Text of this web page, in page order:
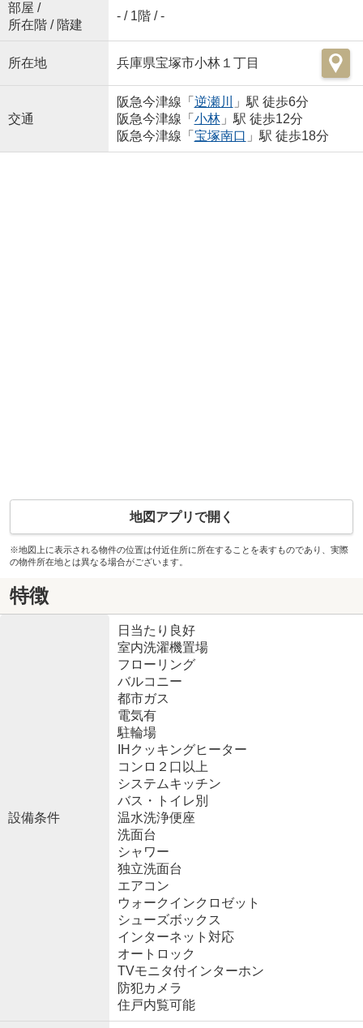
部屋 /
所在階 / 階建
- / 1階 / -
所在地 兵庫県宝塚市小林１丁目
交通
阪急今津線「 逆瀬川
」駅 徒歩6分
阪急今津線「 小林」駅 徒歩12分
阪急今津線「 宝塚南口 」駅 徒歩18分
地図アプリで開く
※地図上に表示される物件の位置は付近住所に所在することを表すものであり、実際
の物件所在地とは異なる場合がございます。
特徴
設備条件
日当たり良好
室内洗濯機置場
フローリング
バルコニー
都市ガス
電気有
駐輪場
IHクッキングヒーター
コンロ２口以上
システムキッチン
バス・トイレ別
温水洗浄便座
洗面台
シャワー
独立洗面台
エアコン
ウォークインクロゼット
シューズボックス
インターネット対応
オートロック
TVモニタ付インターホン
防犯カメラ
住戸内覧可能